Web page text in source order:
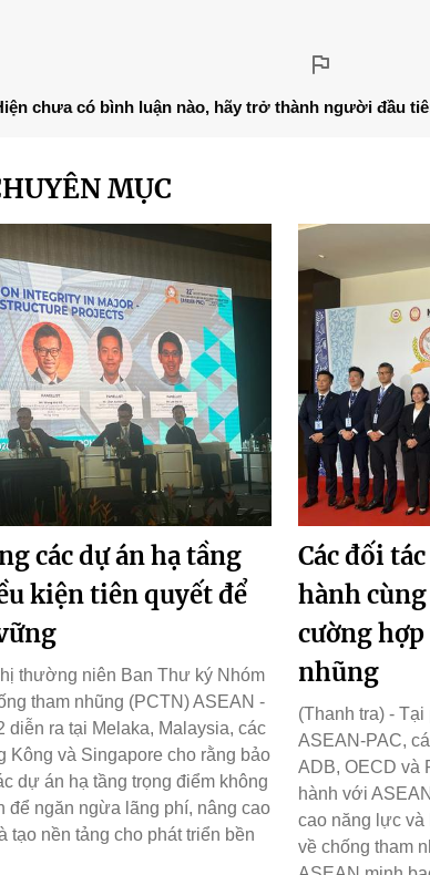
chưa có bình luận nào, hãy trở thành người đầu
MỤC
các dự án hạ tầng
kiện tiên quyết để
thường niên Ban Thư ký Nhóm
tham nhũng (PCTN) ASEAN -
diễn ra tại Melaka, Malaysia, các
Kông và Singapore cho rằng bảo
dự án hạ tầng trọng điểm không
để ngăn ngừa lãng phí, nâng cao
tạo nền tảng cho phát triển bền
Các đối
hành
cường
nhũng
(Thanh tra) -
ASEAN-PAC,
ADB, OECD và
hành với
cao năng lực
về chống tham